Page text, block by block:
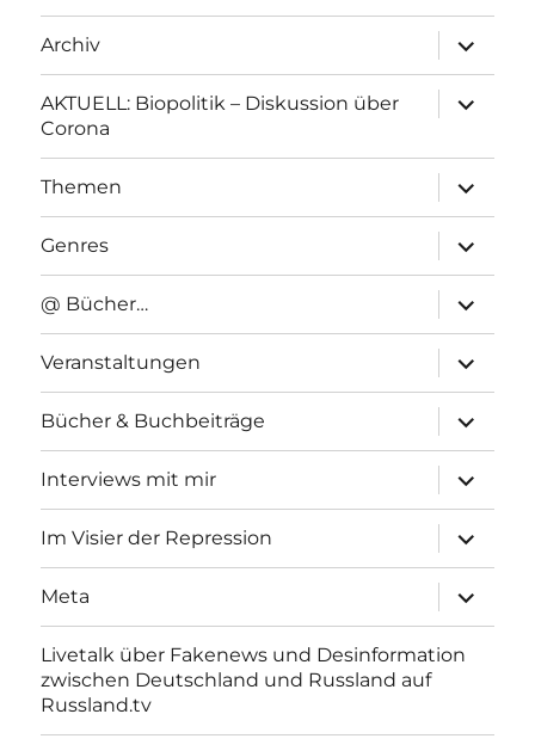
Archiv
anzeigen
AKTUELL: Biopolitik – Diskussion über
Corona
anzeigen
Themen
anzeigen
Genres
anzeigen
@ Bücher…
anzeigen
Veranstaltungen
anzeigen
Bücher & Buchbeiträge
anzeigen
Interviews mit mir
anzeigen
Im Visier der Repression
anzeigen
Meta
anzeigen
Livetalk über Fakenews und Desinformation
zwischen Deutschland und Russland auf
Russland.tv